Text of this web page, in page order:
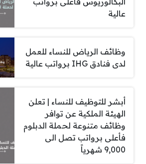
عالية
وظائف الرياض للنساء للعمل
لدى فنادق IHG برواتب عالية
أبشر للتوظيف للنساء | تعلن
الهيئة الملكية عن توافر
وظائف متنوعة لحملة الدبلوم
فأعلى برواتب تصل الى
9,000 شهرياً